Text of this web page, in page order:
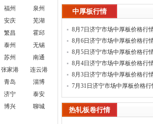
福州
泉州
安庆
芜湖
繁昌
霍邱
泰州
无锡
苏州
南通
张家港
连云港
青岛
淄博
济宁
泰安
博兴
聊城
中厚板行情
8月7日济宁市场中厚板价格行
8月6日济宁市场中厚板价格行
8月5日济宁市场中厚板价格行
8月4日济宁市场中厚板价格行
8月3日济宁市场中厚板价格行
7月31日济宁市场中厚板价格行
热轧板卷行情